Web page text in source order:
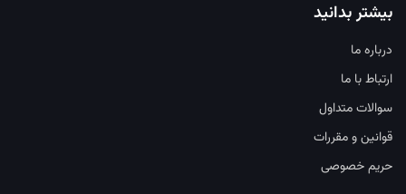
بیشتر بدانید
درباره ما
ارتباط با ما
سوالات متداول
قوانین و مقررات
حریم خصوصی